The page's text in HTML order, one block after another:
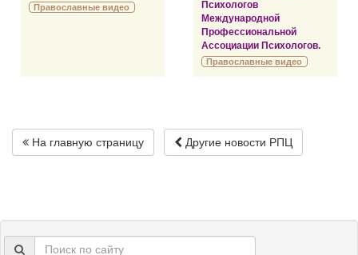
Православные видео
Психологов
Международной
Профессиональной
Ассоциации Психологов.
Православные видео
На главную страницу Другие новости РПЦ